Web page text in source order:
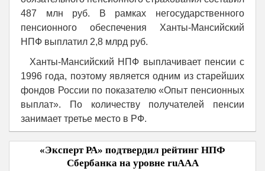
487 млн руб. В рамках негосударственного
пенсионного обеспечения Ханты-Мансийский
НПФ выплатил 2,8 млрд руб.
Ханты-Мансийский НПФ выплачивает пенсии с
1996 года, поэтому является одним из старейших
фондов России по показателю «Опыт пенсионных
выплат». По количеству получателей пенсии
занимает третье место в РФ.
«Эксперт РА» подтвердил рейтинг НПФ
Сбербанка на уровне ruAAА